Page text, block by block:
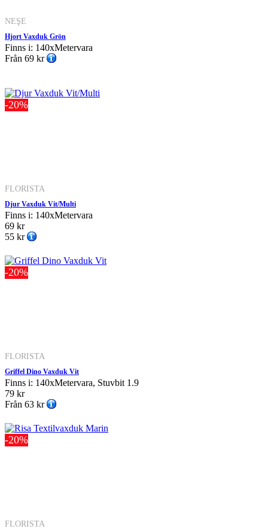
NEŞE
Hjort Vaxduk Grön
Finns i: 140xMetervara
Från 69 kr
-20%
FLORISTA
Djur Vaxduk Vit/Multi
Finns i: 140xMetervara
69 kr
55 kr
-20%
FLORISTA
Griffel Dino Vaxduk Vit
Finns i: 140xMetervara, Stuvbit 1.9
79 kr
Från 63 kr
-20%
FLORISTA